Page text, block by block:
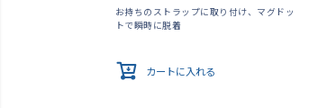
お持ちのストラップに取り付け、マグドッ
トで瞬時に脱着
カートに入れる